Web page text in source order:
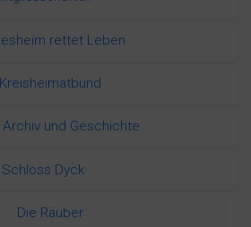
rettet Leben
Kreisheimatbund
Archiv und Geschichte
Schloss Dyck
Die Räuber